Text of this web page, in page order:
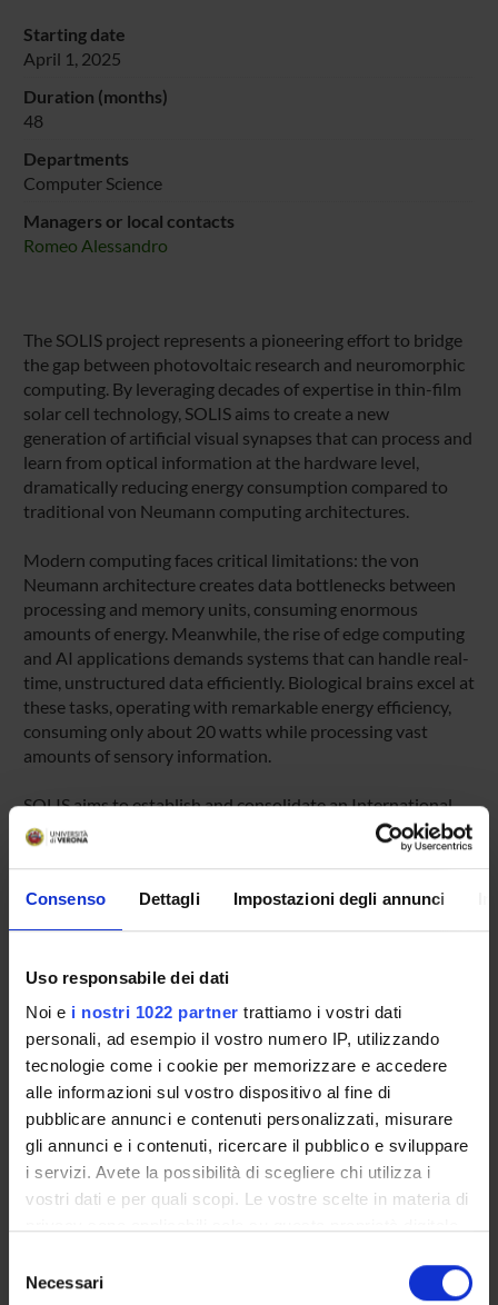
Consenso Dettagli Impostazioni degli annunci
Uso responsabile dei dati
Noi e i nostri 1022 partner trattiamo i vostri dati
personali, ad esempio il vostro numero IP, utilizzando
tecnologie come i cookie per memorizzare e accedere
alle informazioni sul vostro dispositivo al fine di
pubblicare annunci e contenuti personalizzati, misurare
gli annunci e i contenuti, ricercare il pubblico e sviluppare
i servizi. Avete la possibilità di scegliere chi utilizza i
vostri dati e per quali scopi. Le vostre scelte in materia di
modificare o revocare il proprio consenso in qualsiasi
delNecessari
Starting date
April 1, 2025
Duration (months)
48
Departments
Computer Science
Managers or local contacts
Romeo Alessandro
The SOLIS project represents a pioneering effort to bridge
the gap between photovoltaic research and neuromorphic
computing. By leveraging decades of expertise in thin-film
solar cell technology, SOLIS aims to create a new
generation of artificial visual synapses that can process and
learn from optical information at the hardware level,
dramatically reducing energy consumption compared to
traditional von Neumann computing architectures.
Modern computing faces critical limitations: the von
Neumann architecture creates data bottlenecks between
processing and memory units, consuming enormous
amounts of energy. Meanwhile, the rise of edge computing
and AI applications demands systems that can handle real-
time, unstructured data efficiently. Biological brains excel at
these tasks, operating with remarkable energy efficiency,
consuming only about 20 watts while processing vast
amounts of sensory information.
SOLIS aims to establish and consolidate an International
and Intersectoral Cooperation Project for the sustainable
development of advanced visual artificial synapses. This
institutions and 4 Third Country academic institutions,
fostering rigorous academic collaboration, transparent
SPONSORS:
UE - Unione Europea
Funds:assigned and managed by the department
Syllabus:EUROPA - Progetti Europei
PROJECT PARTICIPANTS
Full Professor